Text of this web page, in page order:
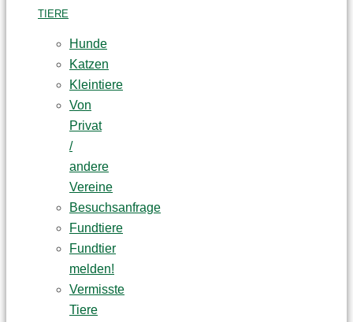
TIERE
Hunde
Katzen
Kleintiere
Von
Privat
/
andere
Vereine
Besuchsanfrage
Fundtiere
Fundtier
melden!
Vermisste
Tiere